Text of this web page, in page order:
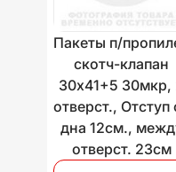
Пакеты п/
скотч-клапан
30х41+5 30мкр,
отверст., Отступ
дна 12см.,
отверст. 23см